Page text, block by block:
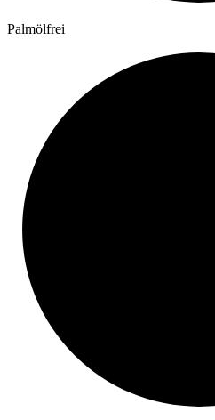
Palmölfrei